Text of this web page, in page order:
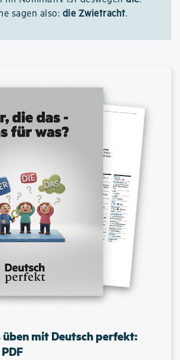
sagen also: die Zwietracht.
üben mit Deutsch perfekt: